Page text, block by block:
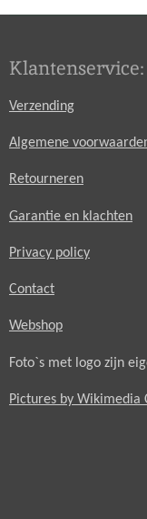
Klantenservice:
Verzending
Algemene
Retourneren
Garantie en klachten
Privacy policy
Contact
Webshop
Foto`s met logo zijn
Pictures by Wikimedia